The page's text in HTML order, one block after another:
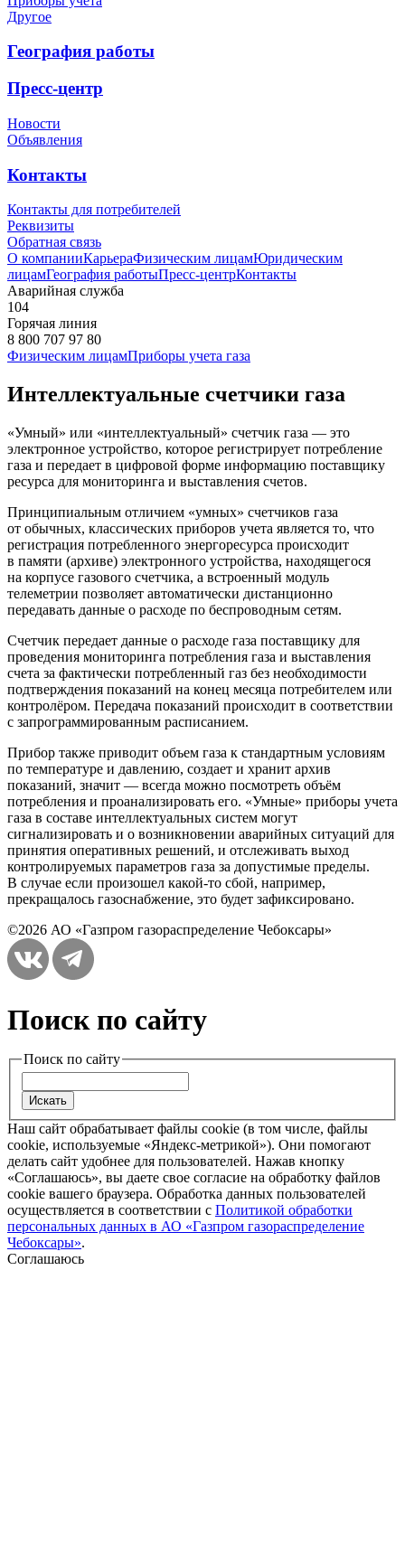
Другое
География работы
Пресс-центр
Новости
Объявления
Контакты
Контакты для потребителей
Реквизиты
Обратная связь
О компанииКарьераФизическим лицамЮридическим
лицамГеография работыПресс-центрКонтакты
Аварийная служба
104
Горячая линия
8 800 707 97 80
Физическим лицамПриборы учета газа
Интеллектуальные счетчики газа
«Умный» или «интеллектуальный» счетчик газа — это
электронное устройство, которое регистрирует потребление
газа и передает в цифровой форме информацию поставщику
ресурса для мониторинга и выставления счетов.
Принципиальным отличием «умных» счетчиков газа
от обычных, классических приборов учета является то, что
регистрация потребленного энергоресурса происходит
в памяти (архиве) электронного устройства, находящегося
на корпусе газового счетчика, а встроенный модуль
телеметрии позволяет автоматически дистанционно
передавать данные о расходе по беспроводным сетям.
Счетчик передает данные о расходе газа поставщику для
проведения мониторинга потребления газа и выставления
счета за фактически потребленный газ без необходимости
подтверждения показаний на конец месяца потребителем или
контролёром. Передача показаний происходит в соответствии
с запрограммированным расписанием.
Прибор также приводит объем газа к стандартным условиям
по температуре и давлению, создает и хранит архив
показаний, значит — всегда можно посмотреть объём
потребления и проанализировать его. «Умные» приборы учета
газа в составе интеллектуальных систем могут
сигнализировать и о возникновении аварийных ситуаций для
принятия оперативных решений, и отслеживать выход
контролируемых параметров газа за допустимые пределы.
В случае если произошел какой-то сбой, например,
прекращалось газоснабжение, это будет зафиксировано.
©2026 АО «Газпром газораспределение Чебоксары»
Поиск по сайту
Поиск по сайту
Наш сайт обрабатывает файлы cookie (в том числе, файлы
cookie, используемые «Яндекс-метрикой»). Они помогают
делать сайт удобнее для пользователей. Нажав кнопку
«Соглашаюсь», вы даете свое согласие на обработку файлов
cookie вашего браузера. Обработка данных пользователей
осуществляется в соответствии с Политикой обработки
персональных данных в АО «Газпром газораспределение
Чебоксары».
Соглашаюсь